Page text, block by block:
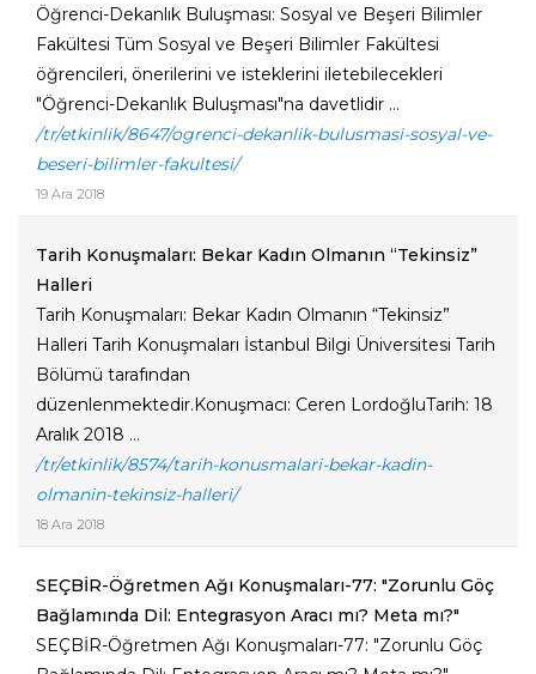
Öğrenci-Dekanlık Buluşması: Sosyal ve Beşeri Bilimler
Fakültesi Tüm Sosyal ve Beşeri Bilimler Fakültesi
öğrencileri, önerilerini ve isteklerini iletebilecekleri
"Öğrenci-Dekanlık Buluşması"na davetlidir ...
/tr/etkinlik/8647/ogrenci-dekanlik-bulusmasi-sosyal-ve-
beseri-bilimler-fakultesi/
19 Ara 2018
Tarih Konuşmaları: Bekar Kadın Olmanın “Tekinsiz”
Halleri
Tarih Konuşmaları: Bekar Kadın Olmanın “Tekinsiz”
Halleri Tarih Konuşmaları İstanbul Bilgi Üniversitesi Tarih
Bölümü tarafından
düzenlenmektedir.Konuşmacı: Ceren LordoğluTarih: 18
Aralık 2018 ...
/tr/etkinlik/8574/tarih-konusmalari-bekar-kadin-
olmanin-tekinsiz-halleri/
18 Ara 2018
SEÇBİR-Öğretmen Ağı Konuşmaları-77: "Zorunlu Göç
Bağlamında Dil: Entegrasyon Aracı mı? Meta mı?"
SEÇBİR-Öğretmen Ağı Konuşmaları-77: "Zorunlu Göç